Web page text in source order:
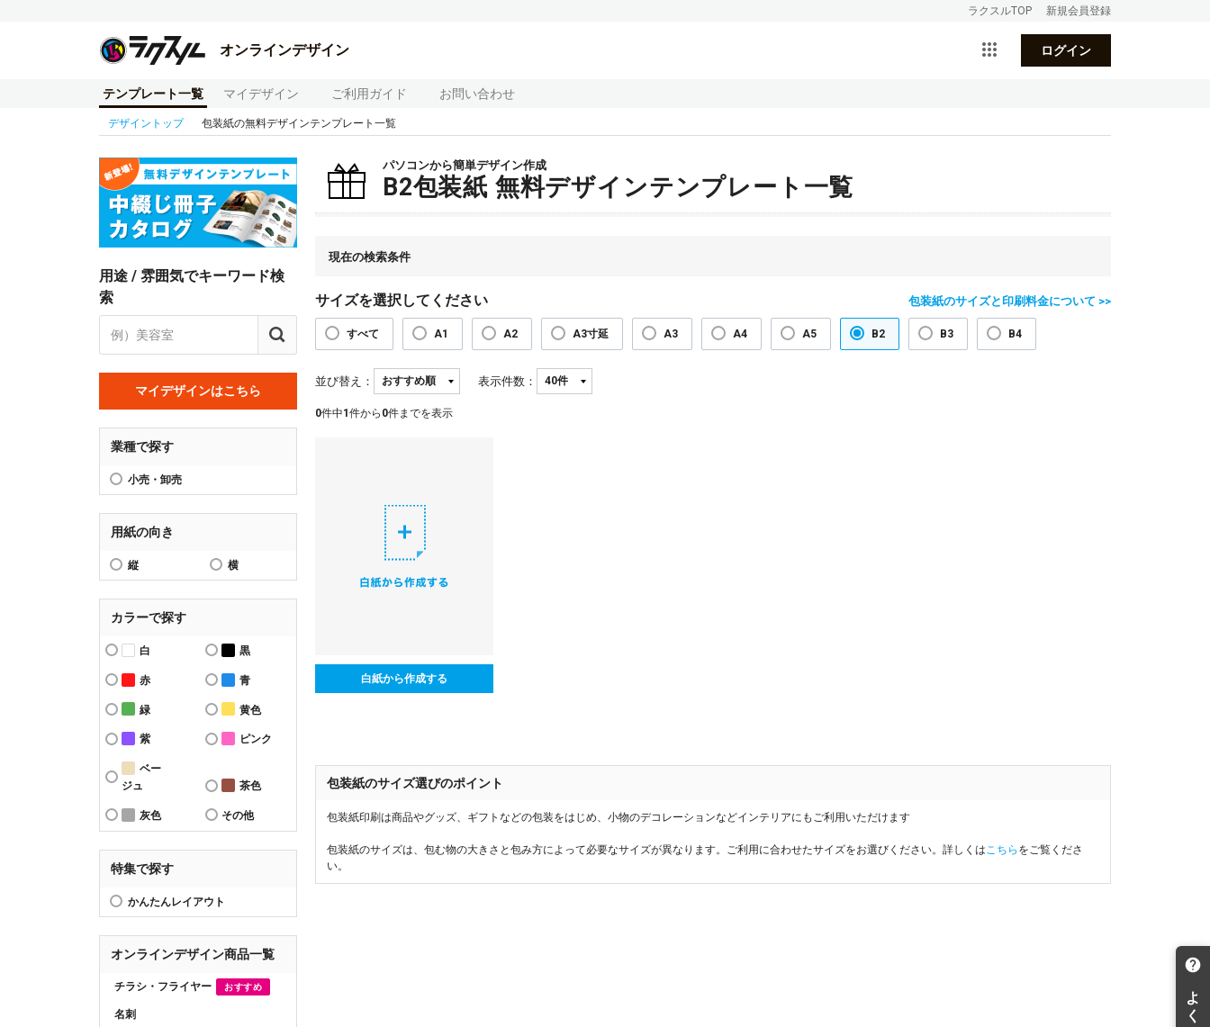
ラクスルTOP 新規会員登録
オンラインデザイン ログイン
テンプレート一覧 マイデザイン ご利用ガイド お問い合わせ
デザイントップ 包装紙の無料デザインテンプレート一覧
用途 / 雰囲気でキーワード検
索
マイデザインはこちら
業種で探す
小売・卸売
用紙の向き
縦 横
カラーで探す
白 黒
赤 青
緑 黄色
紫 ピンク
ベー
ジュ
茶色
灰色 その他
特集で探す
かんたんレイアウト
オンラインデザイン商品一覧
チラシ・フライヤー おすすめ
名刺
パソコンから簡単デザイン作成
B2包装紙 無料デザインテンプレート一覧
現在の検索条件
サイズを選択してください 包装紙のサイズと印刷料金について >>
すべて A1 A2 A3寸延 A3 A4 A5 B2 B3 B4
並び替え： 表示件数：
0件中1 件から 0件までを表示
白紙から作成する
包装紙のサイズ選びのポイント
包装紙印刷は商品やグッズ、ギフトなどの包装をはじめ、小物のデコレーションなどインテリアにもご利用いただけます
包装紙のサイズは、包む物の大きさと包み方によって必要なサイズが異なります。ご利用に合わせたサイズをお選びください。詳しくはこちら をご覧くださ
い。